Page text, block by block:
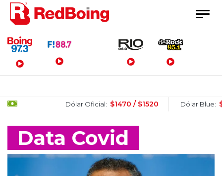
Menú Principal
Dólar Oficial: $1470 / $1520 Dólar Blue: $1520 /
Data Covid